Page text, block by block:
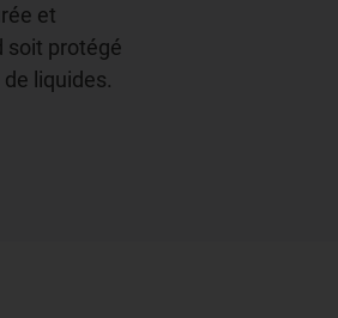
et
soit protégé
liquides.